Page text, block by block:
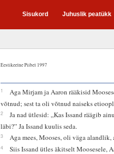
Sisukord Juhuslik peatükk
Eestikeelne Piibel 1997
1
Aga Mirjam ja Aaron rääkisid
võtnud; sest ta oli võtnud naiseks
2
Ja nad ütlesid: „Kas Issand räägib
läbi?” Ja Issand kuulis seda.
3 Aga mees, Mooses, oli väga
4
Siis Issand ütles äkitselt